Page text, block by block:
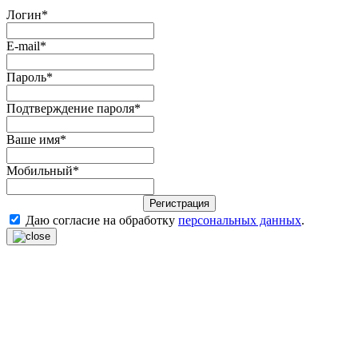
Логин*
E-mail*
Пароль*
Подтверждение пароля*
Ваше имя*
Мобильный*
Регистрация
Даю согласие на обработку персональных данных.